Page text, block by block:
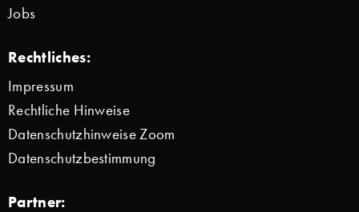
Jobs
Rechtliches:
Impressum
Rechtliche Hinweise
Datenschutzhinweise Zoom
Datenschutzbestimmung
Partner: